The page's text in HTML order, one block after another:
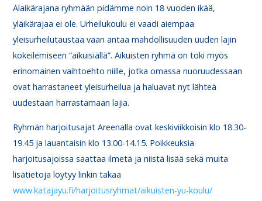
Alaikärajana ryhmään pidämme noin 18 vuoden ikää,
yläikärajaa ei ole. Urheilukoulu ei vaadi aiempaa
yleisurheilutaustaa vaan antaa mahdollisuuden uuden lajin
kokeilemiseen “aikuisiällä”. Aikuisten ryhmä on toki myös
erinomainen vaihtoehto niille, jotka omassa nuoruudessaan
ovat harrastaneet yleisurheilua ja haluavat nyt lähteä
uudestaan harrastamaan lajia.
Ryhmän harjoitusajat Areenalla ovat keskiviikkoisin klo 18.30-
19.45 ja lauantaisin klo 13.00-14.15. Poikkeuksia
harjoitusajoissa saattaa ilmetä ja niistä lisää sekä muita
lisätietoja löytyy linkin takaa
www.katajayu.fi/harjoitusryhmat/aikuisten-yu-koulu/